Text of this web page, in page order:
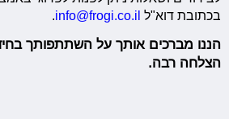
בכתובת דוא"ל info@frogi.co.il
.
הננו מברכים אותך על השתתפותך
הצלחה רבה.